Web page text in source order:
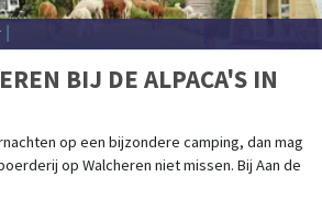
BIJ DE ALPACA'S IN
op een bijzondere camping, dan mag
op Walcheren niet missen. Bij Aan de